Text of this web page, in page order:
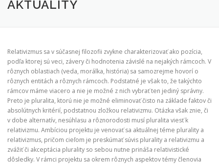
AKTUALITY
Relativizmus sa v súčasnej filozofii zvykne charakterizovať ako pozícia,
podľa ktorej sú veci, závery či hodnotenia závislé na nejakých rámcoch. V
rôznych oblastiach (veda, morálka, história) sa samozrejme hovorí o
rôznych entitách a rôznych rámcoch. Podstatné je však to, že takýchto
rámcov máme viacero a nie je možné z nich vybrať ten jediný správny.
Preto je pluralita, ktorú nie je možné eliminovať čisto na základe faktov či
absolútnych kritérií, podstatnou zložkou relativizmu. Otázka však znie, či
v dobe alternatív, nesúhlasu a rôznorodosti musí pluralita viesť k
relativizmu. Ambíciou projektu je venovať sa aktuálnej téme plurality a
relativizmus, pričom cieľom je preskúmať súvis plurality a relativizmu a
zvážiť či akceptácia plurality so sebou nutne prináša relativistické
dôsledky. V rámci projektu sa okrem rôznych aspektov témy členovia